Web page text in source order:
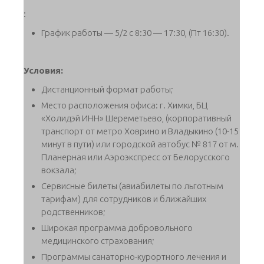
:
График работы — 5/2 с 8:30 — 17:30, (Пт 16:30).
Условия:
Дистанционный формат работы;
Место расположения офиса: г. Химки, БЦ
«Холидэй ИНН» Шереметьево, (корпоративный
транспорт от метро Ховрино и Владыкино (10-15
минут в пути) или городской автобус № 817 от м.
Планерная или Аэроэкспресс от Белорусского
вокзала;
Сервисные билеты (авиабилеты по льготным
тарифам) для сотрудников и ближайших
родственников;
Широкая программа добровольного
медицинского страхования;
Программы санаторно-курортного лечения и